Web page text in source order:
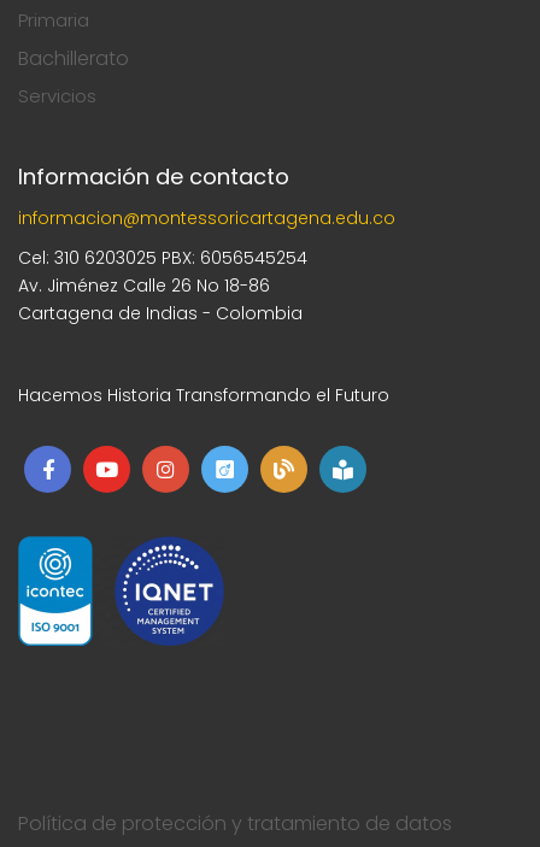
Primaria
Bachillerato
Servicios
Información de contacto
informacion@montessoricartagena.edu.co
Cel: 310 6203025 PBX: 6056545254
Av. Jiménez Calle 26 No 18-86
Cartagena de Indias - Colombia
Hacemos Historia Transformando el Futuro
Política de protección y tratamiento de datos